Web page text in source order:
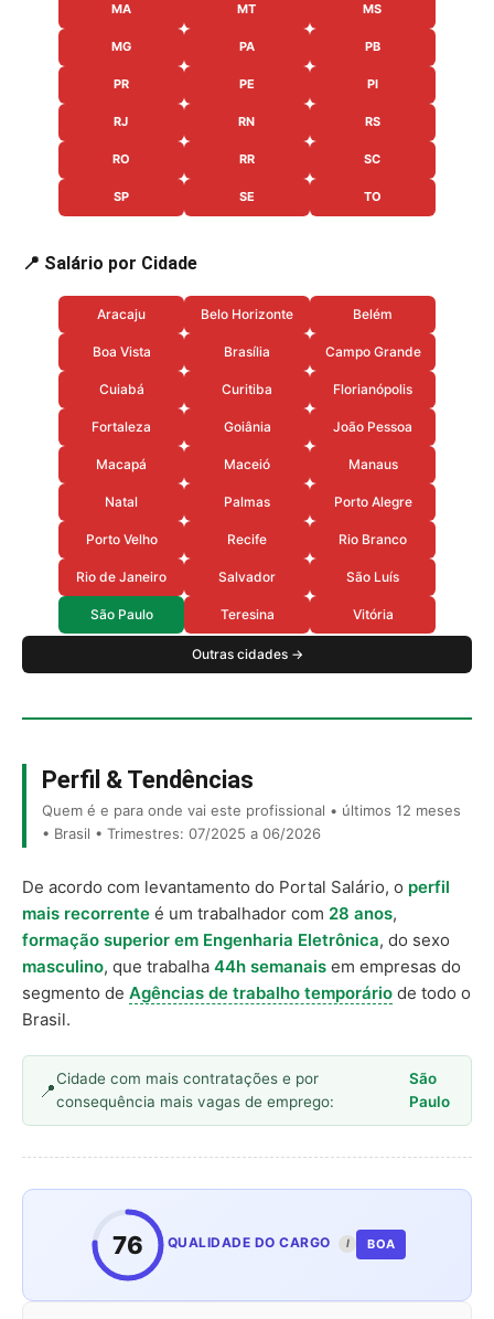
MA MT MS
MG PA PB
PR PE PI
RJ RN RS
RO RR SC
SP SE TO
📍 Salário por Cidade
Aracaju Belo Horizonte Belém
Boa Vista Brasília Campo Grande
Cuiabá Curitiba Florianópolis
Fortaleza Goiânia João Pessoa
Macapá Maceió Manaus
Natal Palmas Porto Alegre
Porto Velho Recife Rio Branco
Rio de Janeiro Salvador São Luís
São Paulo Teresina Vitória
Outras cidades →
Perfil & Tendências
Quem é e para onde vai este profissional • últimos 12 meses
• Brasil • Trimestres: 07/2025 a 06/2026
De acordo com levantamento do Portal Salário, o perfil
mais recorrente é um trabalhador com 28 anos,
formação superior em Engenharia Eletrônica, do sexo
masculino, que trabalha 44h semanais em empresas do
segmento de Agências de trabalho temporário de todo o
Brasil.
Cidade com mais contratações e por
consequência mais vagas de emprego:
São
Paulo
76 QUALIDADE DO CARGO I BOA